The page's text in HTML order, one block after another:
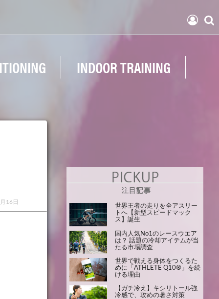
INDOOR TRAINING
16日
世界王者の走りを全アスリー
トへ【新型スピードマック
ス】誕生
国内人気No1のレースウエア
は？ 話題の冷却アイテムが当
たる市場調査
世界で戦える身体をつくるた
めに「ATHLETE Q10®」を続
ける理由
【ガチ冷え】キシリトール強
冷感で、攻めの暑さ対策